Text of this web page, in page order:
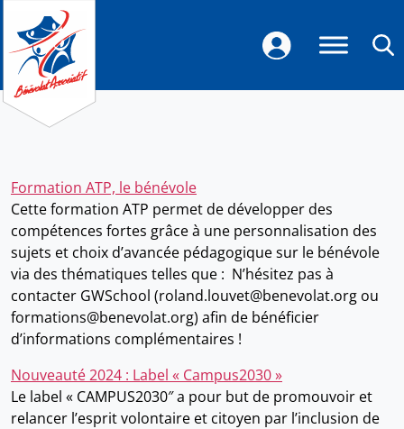
Formation ATP, le bénévole
Cette formation ATP permet de développer des
compétences fortes grâce à une personnalisation des
sujets et choix d’avancée pédagogique sur le bénévole
via des thématiques telles que : N’hésitez pas à
contacter GWSchool (roland.louvet@benevolat.org ou
formations@benevolat.org) afin de bénéficier
d’informations complémentaires !
Nouveauté 2024 : Label « Campus2030 »
Le label « CAMPUS2030″ a pour but de promouvoir et
relancer l’esprit volontaire et citoyen par l’inclusion de